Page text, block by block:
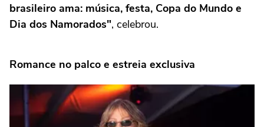
brasileiro ama: música, festa, Copa do Mundo e
Dia dos Namorados", celebrou.
Romance no palco e estreia exclusiva